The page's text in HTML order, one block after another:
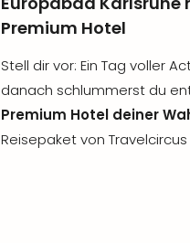
Premium Hotel
Stell dir vor: Ein Tag voller
danach schlummerst du
Premium Hotel deiner
Reisepaket von